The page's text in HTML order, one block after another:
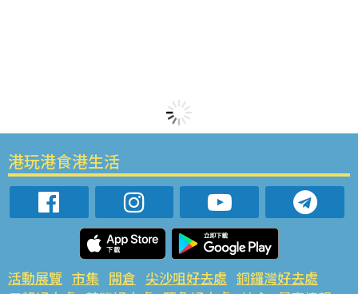
港玩港食港生活
活動展覽 市集 開倉 尖沙咀好去處 銅鑼灣好去處